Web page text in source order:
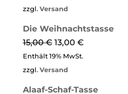
zzgl. Versand
Die Weih­nachts­tasse
15,00€ 13,00 €
Enthält 19% MwSt.
zzgl. Versand
Alaaf-Schaf-Tasse